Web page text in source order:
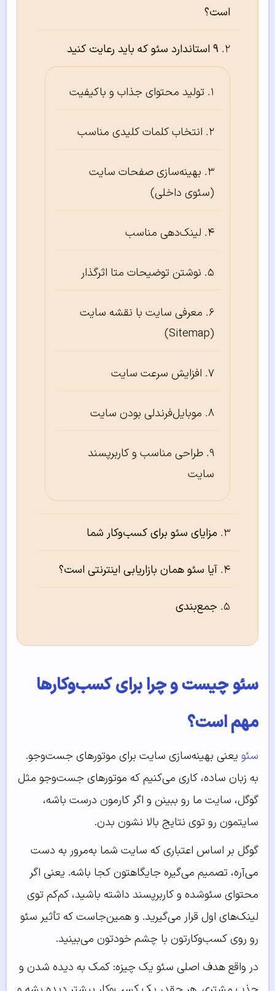
است؟
۹ استاندارد سئو که باید رعایت کنید
تولید محتوای جذاب و باکیفیت
انتخاب کلمات کلیدی مناسب
بهینه‌سازی صفحات سایت
(سئوی داخلی)
لینک‌دهی مناسب
نوشتن توضیحات متا اثرگذار
معرفی سایت با نقشه سایت
(Sitemap)
افزایش سرعت سایت
موبایل‌فرندلی بودن سایت
طراحی مناسب و کاربرپسند
سایت
مزایای سئو برای کسب‌وکار شما
آیا سئو همان بازاریابی اینترنتی است؟
جمع‌بندی
سئو چیست و چرا برای کسب‌وکارها
مهم است؟
سئو یعنی بهینه‌سازی سایت برای موتورهای جست‌وجو.
به زبان ساده، کاری می‌کنیم که موتورهای جست‌وجو مثل
گوگل، سایت ما رو ببینن و اگر کارمون درست باشه،
سایتمون رو توی نتایج بالا نشون بدن.
گوگل بر اساس اعتباری که سایت شما به‌مرور به دست
می‌آره، تصمیم می‌گیره جایگاهتون کجا باشه. یعنی اگر
محتوای سئوشده و کاربرپسند داشته باشید، کم‌کم توی
لینک‌های اول قرار می‌گیرید. و همین‌جاست که تأثیر سئو
رو روی کسب‌وکارتون با چشم خودتون می‌بینید.
در واقع هدف اصلی سئو یک چیزه: کمک به دیده شدن و